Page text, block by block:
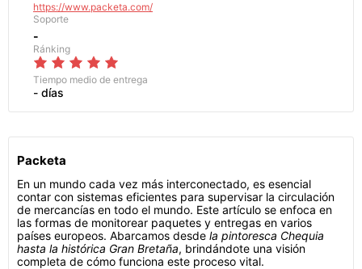
https://www.packeta.com/
Soporte
-
Ránking
Tiempo medio de entrega
- días
Packeta
En un mundo cada vez más interconectado, es esencial
contar con sistemas eficientes para supervisar la circulación
de mercancías en todo el mundo. Este artículo se enfoca en
las formas de monitorear paquetes y entregas en varios
países europeos. Abarcamos desde la pintoresca Chequia
hasta la histórica Gran Bretaña, brindándote una visión
completa de cómo funciona este proceso vital.